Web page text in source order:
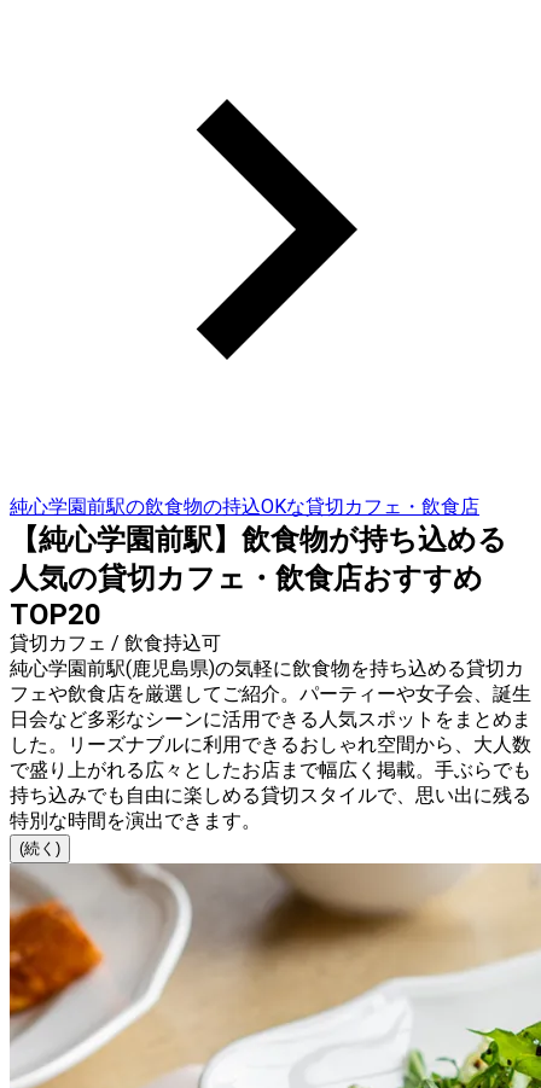
純心学園前駅の飲食物の持込OKな貸切カフェ・飲食店
【純心学園前駅】飲食物が持ち込める
人気の貸切カフェ・飲食店おすすめ
TOP20
貸切カフェ / 飲食持込可
純心学園前駅(鹿児島県)の気軽に飲食物を持ち込める貸切カ
フェや飲食店を厳選してご紹介。パーティーや女子会、誕生
日会など多彩なシーンに活用できる人気スポットをまとめま
した。リーズナブルに利用できるおしゃれ空間から、大人数
で盛り上がれる広々としたお店まで幅広く掲載。手ぶらでも
持ち込みでも自由に楽しめる貸切スタイルで、思い出に残る
特別な時間を演出できます。
(続く)